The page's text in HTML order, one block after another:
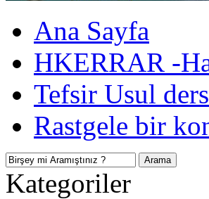
Ana Sayfa
HKERRAR -
Tefsir Usul
Rastgele bir
Kategoriler